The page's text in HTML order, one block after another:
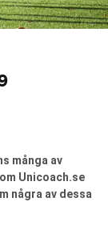
många av
Unicoach.se
några av dessa